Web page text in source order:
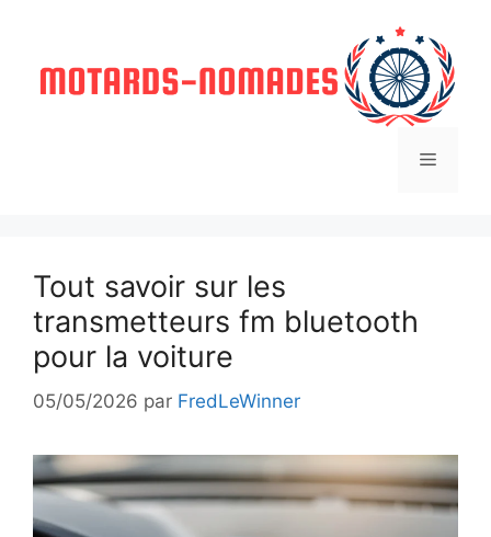
contenu
Menu
Tout savoir sur les
transmetteurs fm bluetooth
pour la voiture
05/05/2026 par FredLeWinner